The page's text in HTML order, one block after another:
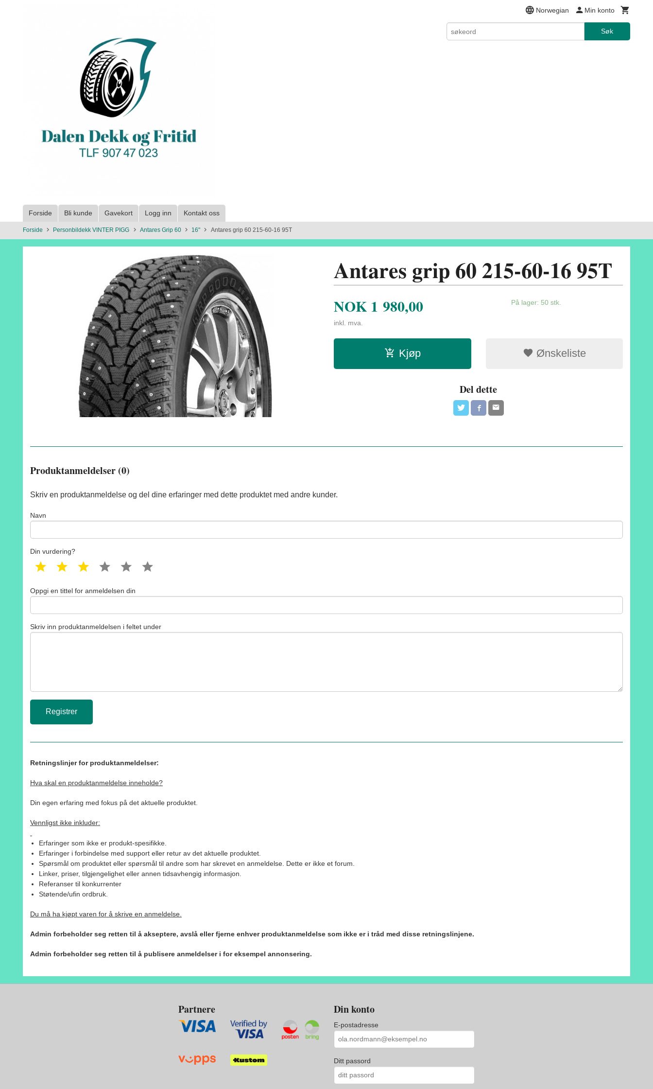
Norwegian Min konto
Søk
Forside Bli kunde Gavekort Logg inn Kontakt oss
Forside Personbildekk VINTER PIGG Antares Grip 60 16" Antares grip 60 215-60-16 95T
Antares grip 60 215-60-16 95T
NOK 1 980,00
inkl. mva.
På lager: 50 stk.
Kjøp Ønskeliste
Del dette
Produktanmeldelser (0)
Skriv en produktanmeldelse og del dine erfaringer med dette produktet med andre kunder.
Navn
Din vurdering?
1 star 2 star 3 star 4 star 5 star
Oppgi en tittel for anmeldelsen din
Skriv inn produktanmeldelsen i feltet under
Retningslinjer for produktanmeldelser:
Hva skal en produktanmeldelse inneholde?
Din egen erfaring med fokus på det aktuelle produktet.
Vennligst ikke inkluder:
Erfaringer som ikke er produkt-spesifikke.
Erfaringer i forbindelse med support eller retur av det aktuelle produktet.
Spørsmål om produktet eller spørsmål til andre som har skrevet en anmeldelse. Dette er ikke et forum.
Linker, priser, tilgjengelighet eller annen tidsavhengig informasjon.
Referanser til konkurrenter
Støtende/ufin ordbruk.
Du må ha kjøpt varen for å skrive en anmeldelse.
Admin forbeholder seg retten til å akseptere, avslå eller fjerne enhver produktanmeldelse som ikke er i tråd med disse retningslinjene.
Admin forbeholder seg retten til å publisere anmeldelser i for eksempel annonsering.
Partnere Din konto
E-postadresse
Ditt passord